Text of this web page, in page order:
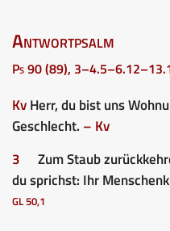
Antwortpsalm
Ps 90 (89),
KvHerr, du bist uns
Geschlecht. – Kv
3
Zum Staub
du sprichst: Ihr
GL 50,1